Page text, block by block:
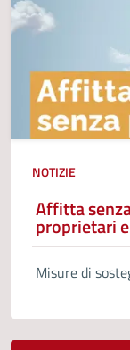
NOTIZIE
Affitta
proprietari
arriva il
Misure di